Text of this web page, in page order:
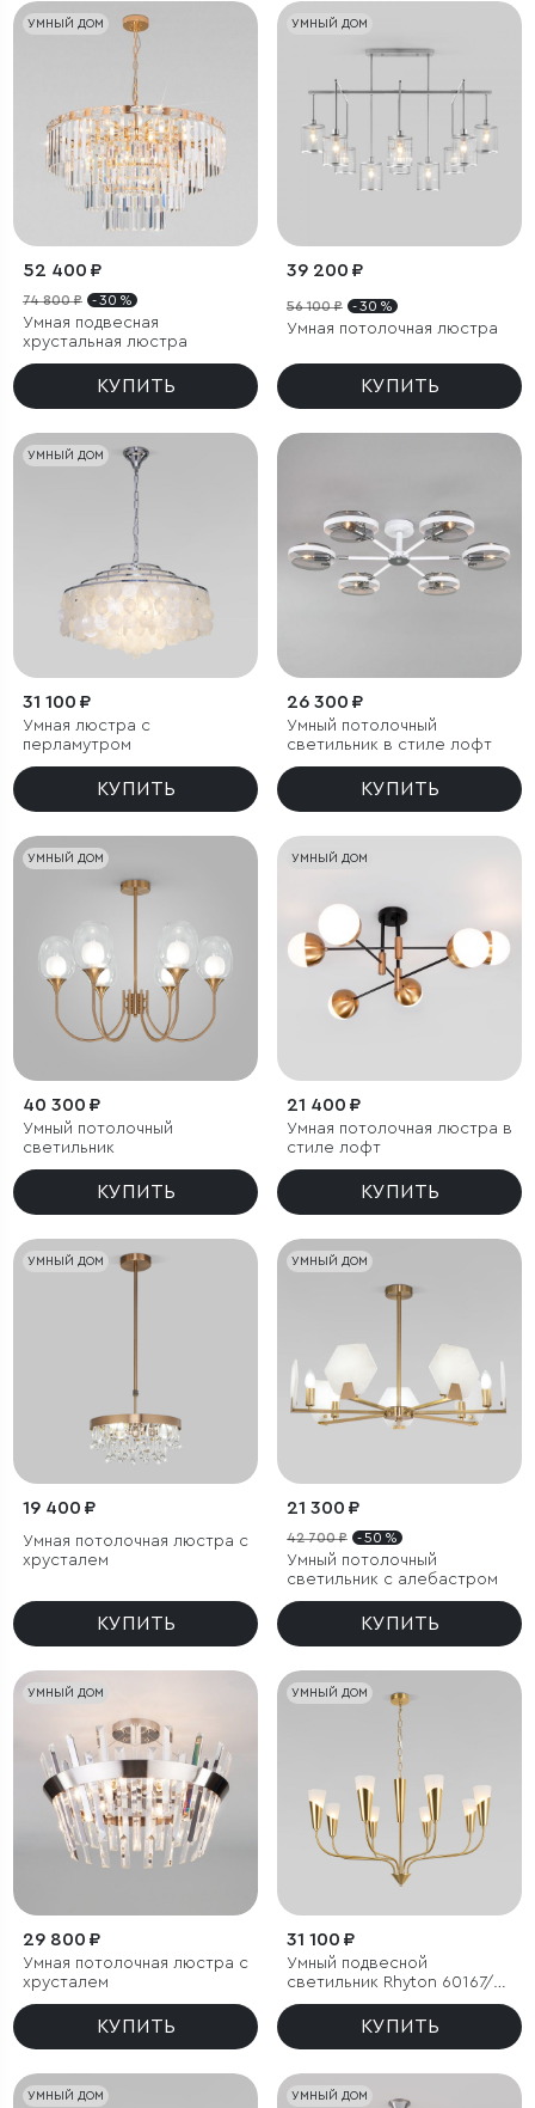
УМНЫЙ ДОМ
52 400 ₽
74 800 ₽ - 30 %
Умная подвесная
хрустальная люстра
КУПИТЬ
УМНЫЙ ДОМ
39 200 ₽
56 100 ₽ - 30 %
Умная потолочная люстра
КУПИТЬ
УМНЫЙ ДОМ
31 100 ₽
Умная люстра с
перламутром
КУПИТЬ
26 300 ₽
Умный потолочный
светильник в стиле лофт
КУПИТЬ
УМНЫЙ ДОМ
40 300 ₽
Умный потолочный
светильник
КУПИТЬ
УМНЫЙ ДОМ
21 400 ₽
Умная потолочная люстра в
стиле лофт
КУПИТЬ
УМНЫЙ ДОМ
19 400 ₽
Умная потолочная люстра с
хрусталем
КУПИТЬ
УМНЫЙ ДОМ
21 300 ₽
42 700 ₽ - 50 %
Умный потолочный
светильник с алебастром
КУПИТЬ
УМНЫЙ ДОМ
29 800 ₽
Умная потолочная люстра с
хрусталем
КУПИТЬ
УМНЫЙ ДОМ
31 100 ₽
Умный подвесной
светильник Rhyton 60167/8
латунь
КУПИТЬ
УМНЫЙ ДОМ УМНЫЙ ДОМ